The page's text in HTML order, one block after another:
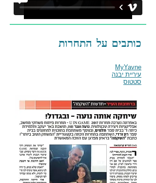
כותבים על התחרות
MyYavne
עיריית יבנה
סטטוס